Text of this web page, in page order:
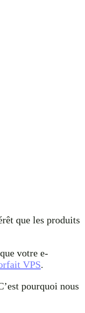
que les produits
votre e-
VPS.
pourquoi nous